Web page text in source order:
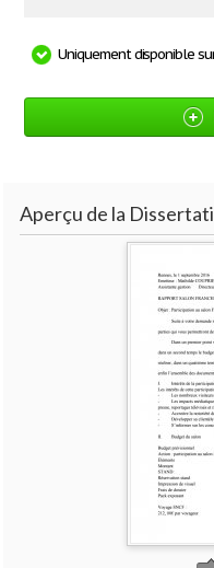
Uniquement disponible
Aperçu de la